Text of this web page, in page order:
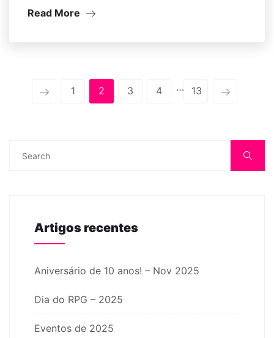
Read More
1 2 3 4 … 13
Artigos recentes
Aniversário de 10 anos! – Nov 2025
Dia do RPG – 2025
Eventos de 2025